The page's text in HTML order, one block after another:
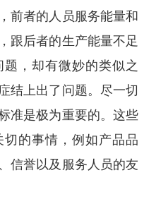
前者的人员服务能量和
跟后者的生产能量不足
，却有微妙的类似之
结上出了问题。尽一切
准是极为重要的。这些
的事情，例如产品品
信誉以及服务人员的友